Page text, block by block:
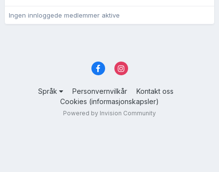
Ingen innloggede medlemmer aktive
Språk Personvernvilkår
Kontakt oss
Cookies (informasjonskapsler)
Powered by Invision Community